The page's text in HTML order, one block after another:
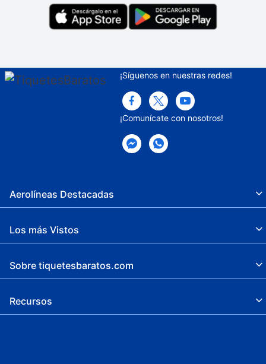
¡Síguenos en nuestras redes!
¡Comunícate con nosotros!
Aerolíneas Destacadas
Los más Vistos
Sobre tiquetesbaratos.com
Recursos